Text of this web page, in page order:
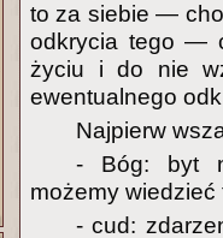
to za siebie —
odkrycia tego —
życiu i do nie
ewentualnego
Najpierw
- Bóg: byt
możemy
- cud: